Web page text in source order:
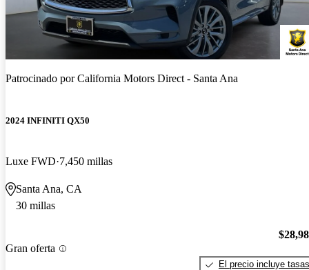
Patrocinado porCalifornia Motors Direct - Santa Ana
2024 INFINITI QX50
Luxe FWD 7,450 millas
Santa Ana, CA
30 millas
Gran oferta
El precio incluye tasas